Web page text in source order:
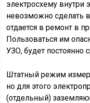
электросхему внутри
невозможно сделать
отдается в ремонт в
Пользоваться им
УЗО, будет постоянно
Штатный режим
но для этого
(отдельный)